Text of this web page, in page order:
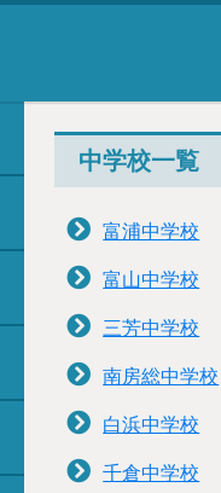
中学校一覧
富浦中学校
富山中学校
三芳中学校
南房総中学校
白浜中学校
千倉中学校